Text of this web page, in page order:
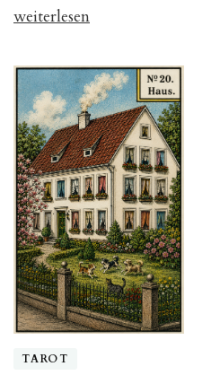
„Lebens(t)räume“
weiterlesen
TAROT